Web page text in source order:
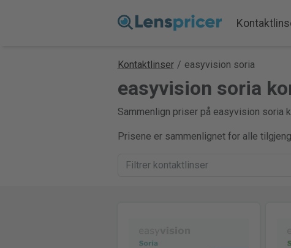
Kontaktlinser / easyvision soria
easyvision soria
Sammenlign priser på easyvision soria
Prisene er sammenlignet for alle